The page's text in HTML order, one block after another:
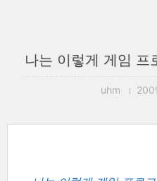
나는 이렇게 게임
uhm